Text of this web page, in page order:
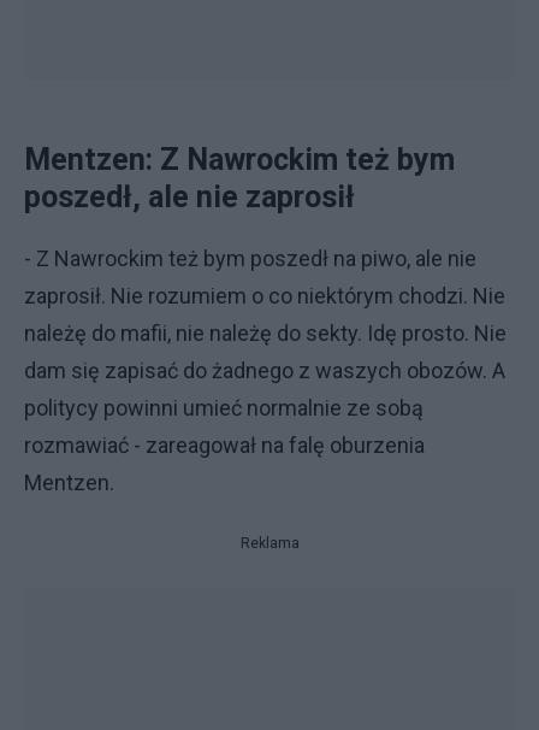
Mentzen: Z Nawrockim też bym
poszedł, ale nie zaprosił
- Z Nawrockim też bym poszedł na piwo, ale nie
zaprosił. Nie rozumiem o co niektórym chodzi. Nie
należę do mafii, nie należę do sekty. Idę prosto. Nie
dam się zapisać do żadnego z waszych obozów. A
politycy powinni umieć normalnie ze sobą
rozmawiać - zareagował na falę oburzenia
Mentzen.
Reklama